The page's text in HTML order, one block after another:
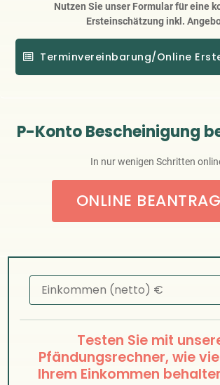
Nutzen Sie unser Formular für eine
Ersteinschätzung inkl.
Terminvereinbarung/Online
P-Konto Bescheinigung
In nur wenigen Schritten
ONLINE
Testen Sie mit
Pfändungsrechner, wie
Ihrem Einkommen